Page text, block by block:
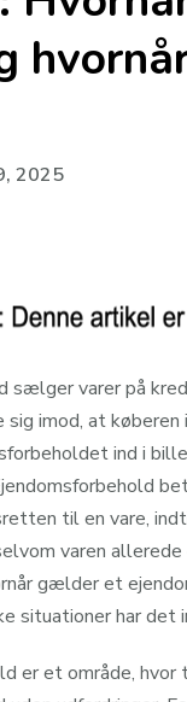
2025
sælger varer på
sig imod, at
ind i
til en vare,
varen
gælder et
situationer har det
er et område,